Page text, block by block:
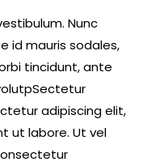
Nunc
id mauris sodales,
tincidunt, ante
adipiscing elit,
ut labore. Ut vel